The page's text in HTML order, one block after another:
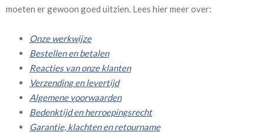
moeten er gewoon goed uitzien. Lees hier meer over:
Onze werkwijze
Bestellen en betalen
Reacties van onze klanten
Verzending en levertijd
Algemene voorwaarden
Bedenktijd en herroepingsrecht
Garantie, klachten en retourname